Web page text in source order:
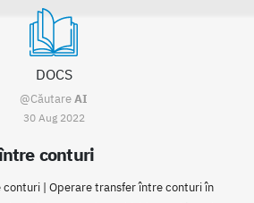
DOCS
@CăutareAI
30 Aug 2022
conturi
conturi | Operare transfer între conturi în